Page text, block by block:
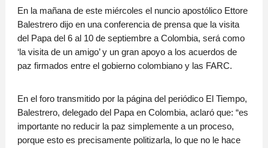
En la mañana de este miércoles el nuncio apostólico Ettore
Balestrero dijo en una conferencia de prensa que la visita
del Papa del 6 al 10 de septiembre a Colombia, será como
‘la visita de un amigo’ y un gran apoyo a los acuerdos de
paz firmados entre el gobierno colombiano y las FARC.
En el foro transmitido por la página del periódico El Tiempo,
Balestrero, delegado del Papa en Colombia, aclaró que: “es
importante no reducir la paz simplemente a un proceso,
porque esto es precisamente politizarla, lo que no le hace